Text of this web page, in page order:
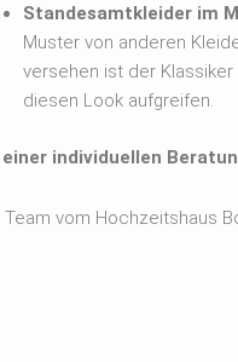
Standesamtkleider im
Muster von anderen
versehen ist der
diesen Look aufgreifen.
individuellen
Team vom Hochzeitshaus